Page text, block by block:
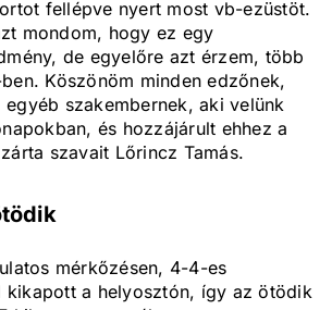
fellépve nyert most vb-ezüstöt.
mondom, hogy ez egy
de egyelőre azt érzem, több
Köszönöm minden edzőnek,
szakembernek, aki velünk
és hozzájárult ehhez a
szavait Lőrincz Tamás.
mérkőzésen, 4-4-es
kikapott a helyosztón, így az ötödik